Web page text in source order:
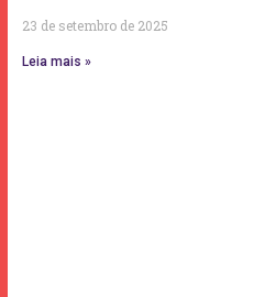
23 de setembro de 2025
Leia mais »